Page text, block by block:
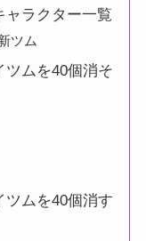
ャラクター一覧
ツム
ムを40個消そ
ムを40個消す